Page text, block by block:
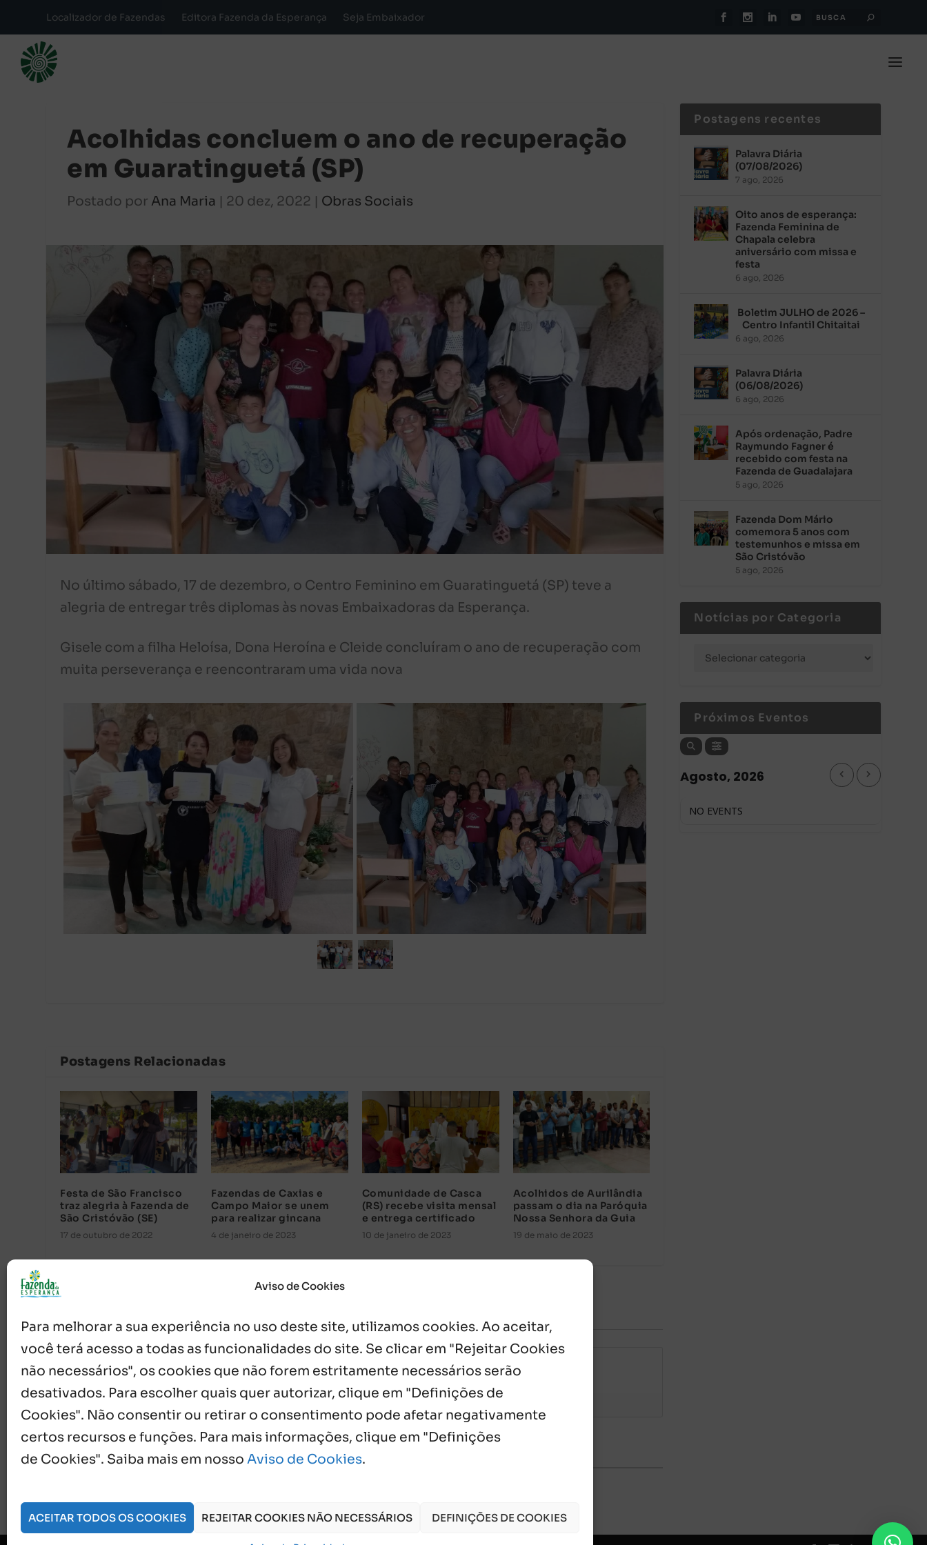
Aviso de Cookies
Para melhorar a sua experiência no uso deste site, utilizamos cookies. Ao aceitar,
você terá acesso a todas as funcionalidades do site. Se clicar em "Rejeitar Cookies
não necessários", os cookies que não forem estritamente necessários serão
desativados. Para escolher quais quer autorizar, clique em "Definições de
Cookies". Não consentir ou retirar o consentimento pode afetar negativamente
certos recursos e funções. Para mais informações, clique em "Definições
de Cookies". Saiba mais em nosso Aviso de Cookies.
ACEITAR TODOS OS COOKIES REJEITAR COOKIES NÃO NECESSÁRIOS DEFINIÇÕES DE COOKIES
Localizador de Fazendas Editora Fazenda da Esperança Seja Embaixador
Acolhidas concluem o ano de recuperação
em Guaratinguetá (SP)
Postado por Ana Maria | 20 dez, 2022 | Obras Sociais
No último sábado, 17 de dezembro, o Centro Feminino em Guaratinguetá (SP) teve a
alegria de entregar três diplomas às novas Embaixadoras da Esperança.
Gisele com a filha Heloísa, Dona Heroína e Cleide concluíram o ano de recuperação com
muita perseverança e reencontraram uma vida nova
Postagens Relacionadas
Festa de São Francisco
traz alegria à Fazenda de
São Cristóvão (SE)
17 de outubro de 2022
Fazendas de Caxias e
Campo Maior se unem
para realizar gincana
4 de janeiro de 2023
Comunidade de Casca
(RS) recebe visita mensal
e entrega certificado
10 de janeiro de 2023
Acolhidos de Aurilândia
passam o dia na Paróquia
Nossa Senhora da Guia
19 de maio de 2023
0COMENTÁRIOS
Postagens recentes
Palavra Diária
(07/08/2026)
7 ago, 2026
Oito anos de esperança:
Fazenda Feminina de
Chapala celebra
aniversário com missa e
festa
6 ago, 2026
Boletim JULHO de 2026 –
Centro Infantil Chitaitai
6 ago, 2026
Palavra Diária
(06/08/2026)
6 ago, 2026
Após ordenação, Padre
Raymundo Fagner é
recebido com festa na
Fazenda de Guadalajara
5 ago, 2026
Fazenda Dom Mário
comemora 5 anos com
testemunhos e missa em
São Cristóvão
5 ago, 2026
Notícias por Categoria
Próximos Eventos
Agosto, 2026
NO EVENTS